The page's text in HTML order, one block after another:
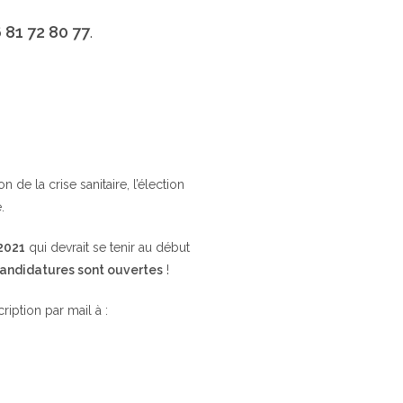
81 72 80 77.
de la crise sanitaire, l’élection
qui devrait se tenir au début
sont ouvertes !
par mail à :